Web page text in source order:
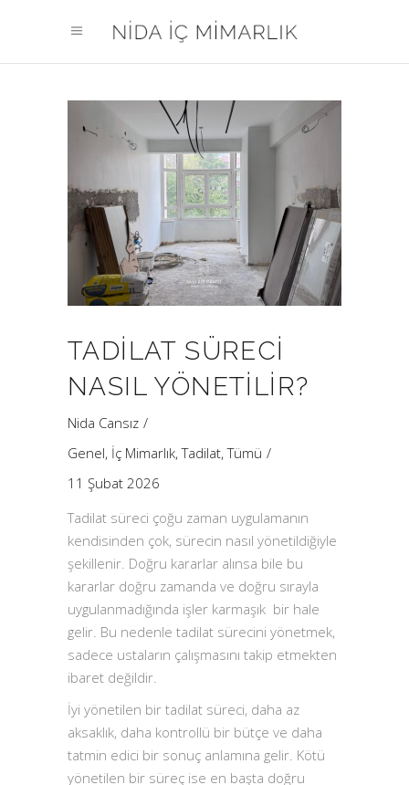
TADILAT SÜRECI
NASIL YÖNETILIR?
Nida Cansız
Genel, İç Mimarlık,Tadilat,Tümü
11 Şubat 2026
Tadilat süreci çoğu zaman uygulamanın
kendisinden çok, sürecin nasıl yönetildiğiyle
şekillenir. Doğru kararlar alınsa bile bu
kararlar doğru zamanda ve doğru sırayla
uygulanmadığında işler karmaşık bir hale
gelir. Bu nedenle tadilat sürecini yönetmek,
sadece ustaların çalışmasını takip etmekten
ibaret değildir.
İyi yönetilen bir tadilat süreci, daha az
aksaklık, daha kontrollü bir bütçe ve daha
tatmin edici bir sonuç anlamına gelir. Kötü
yönetilen bir süreç ise en başta doğru